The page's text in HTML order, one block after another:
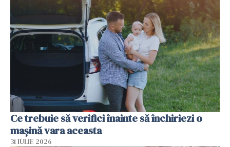
Ce trebuie să verifici înainte să închiriezi o
mașină vara aceasta
31 IULIE 2026